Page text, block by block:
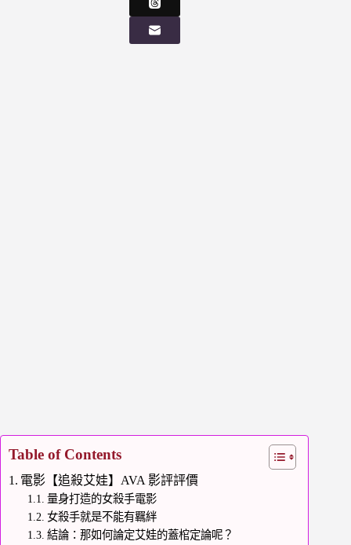
Table of Contents
電影【追殺艾娃】AVA 影評評價
量身打造的女殺手電影
女殺手就是不能有羈絆
結論：那如何論定艾娃的蓋棺定論呢？